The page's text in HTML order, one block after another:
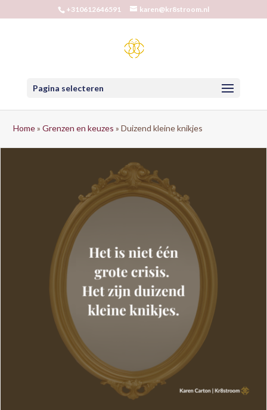
+310612646591 karen@kr8stroom.nl
Pagina selecteren
Home»Grenzen en keuzes »Duizend kleine knikjes